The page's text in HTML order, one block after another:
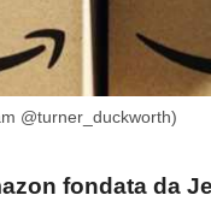
@turner_duckworth)
fondata da